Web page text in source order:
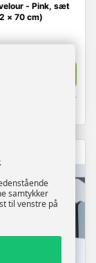
- Pink, sæt
× 70 cm)
samtykker
til venstre på